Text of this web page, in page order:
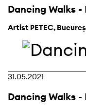
Dancing Walks -
Artist PETEC,
31.05.2021
Dancing Walks